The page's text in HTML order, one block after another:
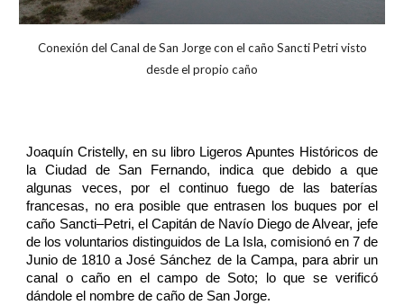
Conexión del Canal de San Jorge con el caño Sancti Petri visto
desde el propio caño
Joaquín Cristelly, en su libro Ligeros Apuntes Históricos de
la Ciudad de San Fernando, indica que debido a que
algunas veces, por el continuo fuego de las baterías
francesas, no era posible que entrasen los buques por el
caño Sancti–Petri, el Capitán de Navío Diego de Alvear, jefe
de los voluntarios distinguidos de La Isla, comisionó en 7 de
Junio de 1810 a José Sánchez de la Campa, para abrir un
canal o caño en el campo de Soto; lo que se verificó
dándole el nombre de caño de San Jorge.